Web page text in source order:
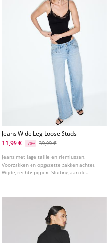
Jeans Wide Leg Loose Studs
11,99 €
-70% 39,99 €
Jeans met lage taille en riemlussen.
Voorzakken en opgezette zakken achter.
Wijde, rechte pijpen. Sluiting aan de